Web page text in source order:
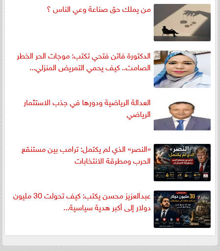
من يملك حق صناعة وعي الناس ؟
الدكتورة فاتن فتحي تكتب: موجات الحر الخطر
الصامت.. كيف يحمي التمريض المنزلي...
العدالة الرياضية ودورها في جذب الاستثمار
الرياضي
«النصر» الذي لم يكتمل: ترامب بين مستنقع
الحرب ومطرقة الانتخابات
عبدالعزيز محسن يكتب: كيف تحولت 30 مليون
دولار إلى أكبر هدية سياسية...